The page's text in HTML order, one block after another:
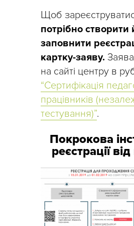
Щоб
потрібно створити
заповнити
картку-заяву.
на сайті центру в
“Сертифікація
працівників
тестування)”.
Покрокова
реєстрації